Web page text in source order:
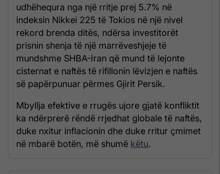
udhëhequra nga një rritje prej 5.7% në
indeksin Nikkei 225 të Tokios në një nivel
rekord brenda ditës, ndërsa investitorët
prisnin shenja të një marrëveshjeje të
mundshme SHBA-Iran që mund të lejonte
cisternat e naftës të rifillonin lëvizjen e naftës
së papërpunuar përmes Gjirit Persik.
Mbyllja efektive e rrugës ujore gjatë konfliktit
ka ndërprerë rëndë rrjedhat globale të naftës,
duke nxitur inflacionin dhe duke rritur çmimet
në mbarë botën, më shumë këtu.